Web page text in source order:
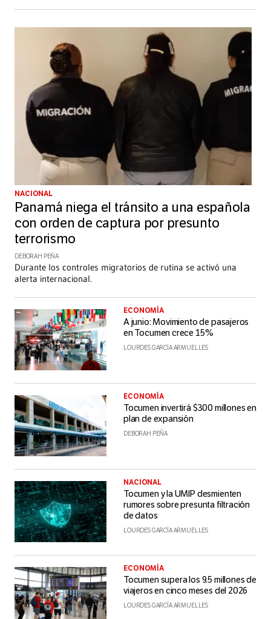
NACIONAL
Panamá niega el tránsito a una española
con orden de captura por presunto
terrorismo
DEBORAH PEÑA
Durante los controles migratorios de rutina se activó una
alerta internacional.
ECONOMÍA
A junio: Movimiento de pasajeros
en Tocumen crece 15%
LOURDES GARCÍA ARMUELLES
ECONOMÍA
Tocumen invertirá $300 millones en
plan de expansión
DEBORAH PEÑA
NACIONAL
Tocumen y la UMIP desmienten
rumores sobre presunta filtración
de datos
LOURDES GARCÍA ARMUELLES
ECONOMÍA
Tocumen supera los 9.5 millones de
viajeros en cinco meses del 2026
LOURDES GARCÍA ARMUELLES